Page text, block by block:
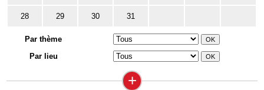
28 29 30 31
Par thème
Par lieu
+